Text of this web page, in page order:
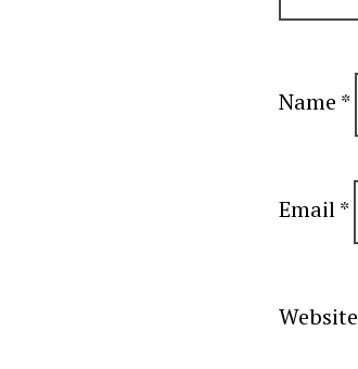
Name *
Email*
Website